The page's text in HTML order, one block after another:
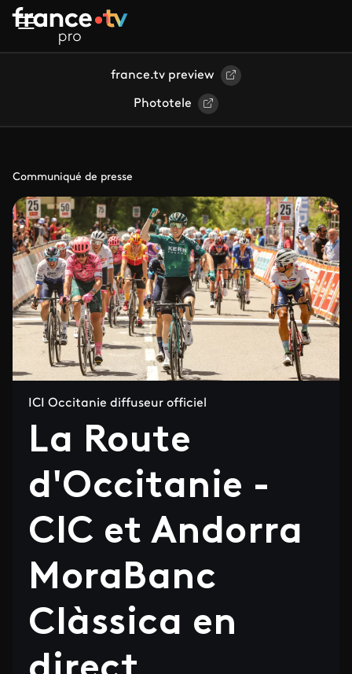
Aller au contenu principal
france.tv preview
Phototele
Communiqué de presse
ICI Occitanie diffuseur officiel
La Route
d'Occitanie -
CIC et Andorra
MoraBanc
Clàssica en